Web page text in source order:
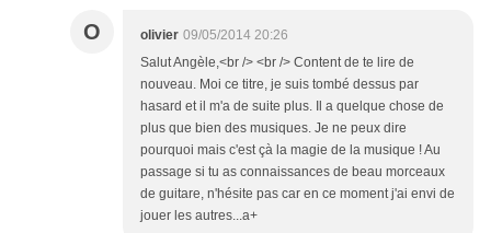
O olivier 09/05/2014 20:26
Salut Angèle,<br /> <br /> Content de te lire de
nouveau. Moi ce titre, je suis tombé dessus par
hasard et il m'a de suite plus. Il a quelque chose de
plus que bien des musiques. Je ne peux dire
pourquoi mais c'est çà la magie de la musique ! Au
passage si tu as connaissances de beau morceaux
de guitare, n'hésite pas car en ce moment j'ai envi de
jouer les autres...a+